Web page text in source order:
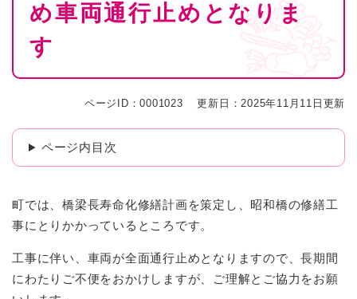
め車両通行止めとなりま
す
ページID：0001023 更新日：2025年11月11日更新
ページ内目次
町では、橋梁長寿命化修繕計画を策定し、昭和橋の修繕工
事にとりかかっているところです。
工事に伴い、車両が全面通行止めとなりますので、長期間
にわたりご不便をおかけしますが、ご理解とご協力をお願